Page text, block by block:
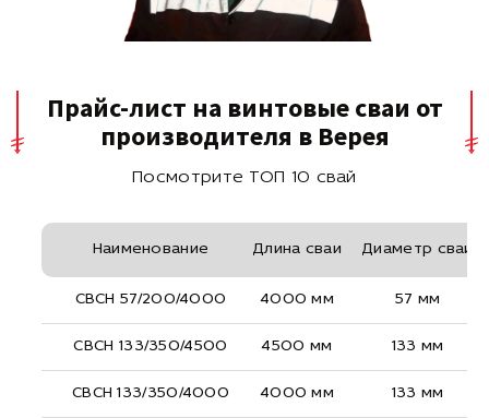
Прайс-лист на винтовые сваи от
производителя в Верея
Посмотрите ТОП 10 свай
Наименование Длина сваи Диаметр сваи
СВСН 57/200/4000 4000 мм 57 мм
СВСН 133/350/4500 4500 мм 133 мм
СВСН 133/350/4000 4000 мм 133 мм